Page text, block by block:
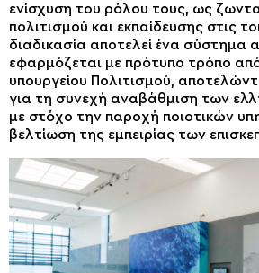
ενίσχυση του ρόλου τους, ως
πολιτισμού και εκπαίδευσης στις
διαδικασία αποτελεί ένα σύστημα
εφαρμόζεται με πρότυπο τρόπο από
υπουργείου Πολιτισμού,
για τη συνεχή αναβάθμιση των
με στόχο την παροχή ποιοτικών
βελτίωση της εμπειρίας των